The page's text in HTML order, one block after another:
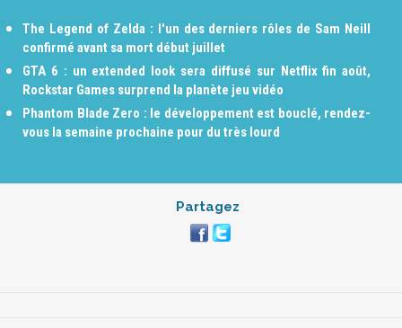
The Legend of Zelda : l'un des derniers rôles de Sam Neill
confirmé avant sa mort début juillet
GTA 6 : un extended look sera diffusé sur Netflix fin août,
Rockstar Games surprend la planète jeu vidéo
Phantom Blade Zero : le développement est bouclé, rendez-
vous la semaine prochaine pour du très lourd
Partagez